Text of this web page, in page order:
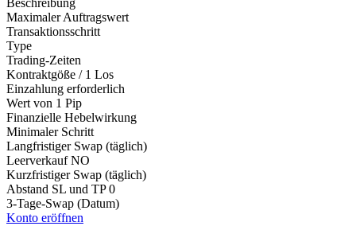
Beschreibung
Maximaler Auftragswert
Transaktionsschritt
Type
Trading-Zeiten
Kontraktgöße / 1 Los
Einzahlung erforderlich
Wert von 1 Pip
Finanzielle Hebelwirkung
Minimaler Schritt
Langfristiger Swap (täglich)
Leerverkauf NO
Kurzfristiger Swap (täglich)
Abstand SL und TP 0
3-Tage-Swap (Datum)
Konto eröffnen